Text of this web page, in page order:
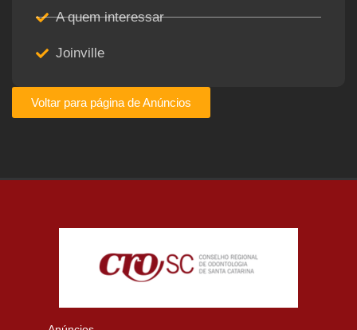
A quem interessar
Joinville
Voltar para página de Anúncios